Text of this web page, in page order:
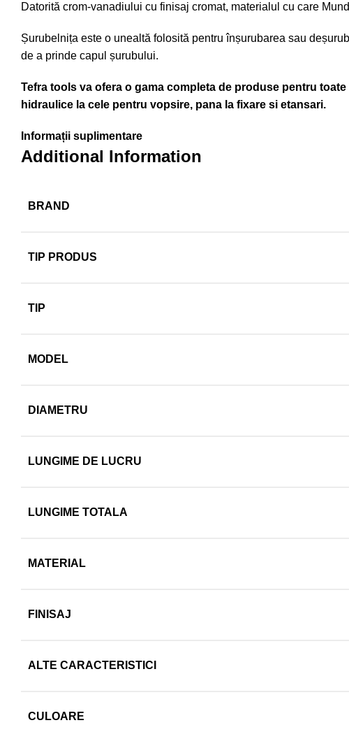
Datorită crom-vanadiului cu finisaj cromat, materialul cu care
Șurubelnița este o unealtă folosită pentru înșurubarea sau
de a prinde capul șurubului.
Tefra tools va ofera o gama completa de produse pentru
hidraulice la cele pentru vopsire, pana la fixare si etansari.
Informații suplimentare
Additional Information
BRAND
TIP PRODUS
TIP
MODEL
DIAMETRU
LUNGIME DE LUCRU
LUNGIME TOTALA
MATERIAL
FINISAJ
ALTE CARACTERISTICI
CULOARE